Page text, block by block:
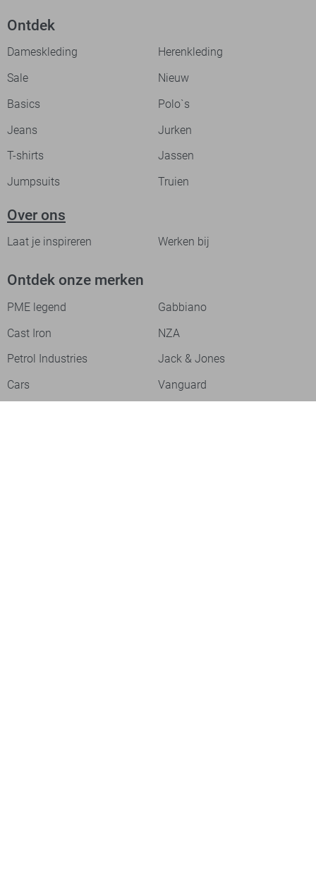
Ontdek
Dameskleding
Herenkleding
Sale
Nieuw
Basics
Polo`s
Jeans
Jurken
T-shirts
Jassen
Jumpsuits
Truien
Over ons
Laat je inspireren Werken bij
Ontdek onze merken
PME legend
Gabbiano
Cast Iron
NZA
Petrol Industries
Jack & Jones
Cars
Vanguard